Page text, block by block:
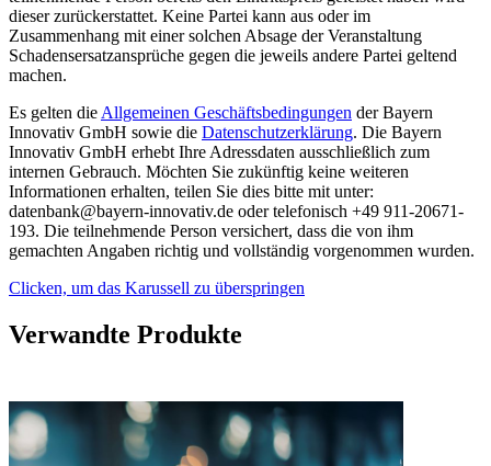
dieser zurückerstattet. Keine Partei kann aus oder im
Zusammenhang mit einer solchen Absage der Veranstaltung
Schadensersatzansprüche gegen die jeweils andere Partei geltend
machen.
Es gelten die Allgemeinen Geschäftsbedingungen der Bayern
Innovativ GmbH sowie die Datenschutzerklärung. Die Bayern
Innovativ GmbH erhebt Ihre Adressdaten ausschließlich zum
internen Gebrauch. Möchten Sie zukünftig keine weiteren
Informationen erhalten, teilen Sie dies bitte mit unter:
datenbank@bayern-innovativ.de oder telefonisch +49 911-20671-
193. Die teilnehmende Person versichert, dass die von ihm
gemachten Angaben richtig und vollständig vorgenommen wurden.
Clicken, um das Karussell zu überspringen
Verwandte Produkte